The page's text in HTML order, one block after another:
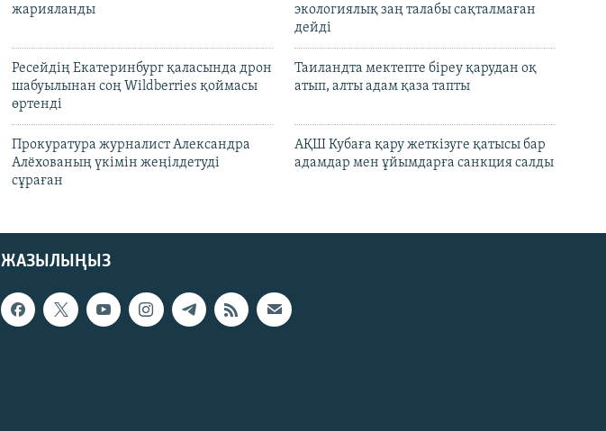
жарияланды
экологиялық заң талабы сақталмаған
дейді
Ресейдің Екатеринбург қаласында дрон
шабуылынан соң Wildberries қоймасы
өртенді
Таиландта мектепте біреу қарудан оқ
атып, алты адам қаза тапты
Прокуратура журналист Александра
Алёхованың үкімін жеңілдетуді
сұраған
АҚШ Кубаға қару жеткізуге қатысы бар
адамдар мен ұйымдарға санкция салды
ЖАЗЫЛЫҢЫЗ